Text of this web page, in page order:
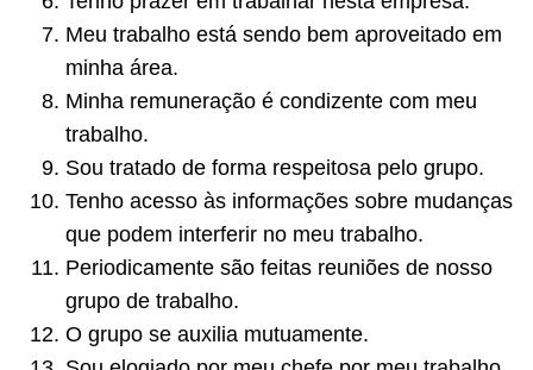
Meu trabalho está sendo bem aproveitado em
minha área.
Minha remuneração é condizente com meu
trabalho.
Sou tratado de forma respeitosa pelo grupo.
Tenho acesso às informações sobre mudanças
que podem interferir no meu trabalho.
Periodicamente são feitas reuniões de nosso
grupo de trabalho.
O grupo se auxilia mutuamente.